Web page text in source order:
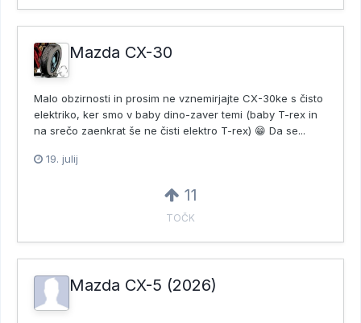
Mazda CX-30
Malo obzirnosti in prosim ne vznemirjajte CX-30ke s čisto
elektriko, ker smo v baby dino-zaver temi (baby T-rex in
na srečo zaenkrat še ne čisti elektro T-rex) 😁 Da se...
19. julij
11
TOČK
Mazda CX-5 (2026)